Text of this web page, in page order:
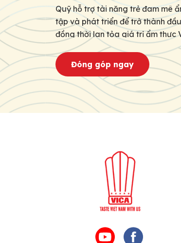
Quỹ hỗ trợ tài năng trẻ đam mê
tập và phát triển để trở thành
đồng thời lan tỏa giá trị ẩm thực
Đóng góp ngay